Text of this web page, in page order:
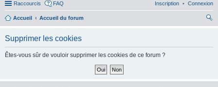
Raccourcis FAQ Connexion
Inscription
Accueil
Accueil du forum
Supprimer les cookies
Êtes-vous sûr de vouloir supprimer les cookies de ce forum ?